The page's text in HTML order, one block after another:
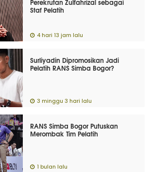
Perekrutan Zulfahrizal sebagai
Staf Pelatih
4 hari 13 jam lalu
Surliyadin Dipromosikan Jadi
Pelatih RANS Simba Bogor?
3 minggu 3 hari lalu
RANS Simba Bogor Putuskan
Merombak Tim Pelatih
1 bulan lalu